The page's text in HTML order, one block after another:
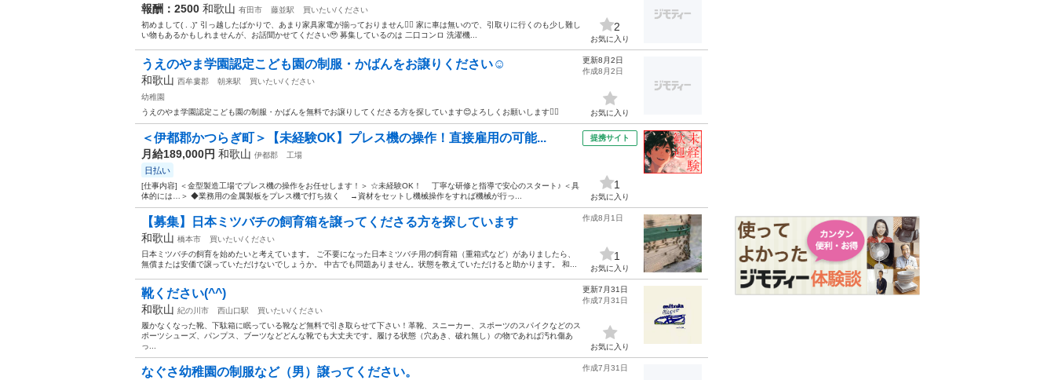
報酬：2500 和歌山 有田市 藤並駅
買いたい/ください
初めまして( . .)" 引っ越したばかりで、あまり家具家電が揃っておりません🙇‍♀️ 家に車は無いので、引取りに行くのも少し難し
い物もあるかもしれませんが、お話聞かせてください🥹 募集しているのは 二口コンロ 洗濯機...
2
お気に入り
うえのやま学園認定こども園の制服・かばんをお譲りください☺️
和歌山 西牟婁郡 朝来駅
買いたい/ください
幼稚園
うえのやま学園認定こども園の制服・かばんを無料でお譲りしてくださる方を探しています😊よろしくお願いします🙇‍♀️
更新8月2日
作成8月2日
お気に入り
＜伊都郡かつらぎ町＞【未経験OK】プレス機の操作！直接雇用の可能...
月給189,000円 和歌山 伊都郡 工場
日払い
[仕事内容] ＜金型製造工場でプレス機の操作をお任せします！＞ ☆未経験OK！ 丁寧な研修と指導で安心のスタート♪ ＜具
体的には…＞ ◆業務用の金属製板をプレス機で打ち抜く →資材をセットし機械操作をすれば機械が行っ...
提携サイト
1
お気に入り
【募集】日本ミツバチの飼育箱を譲ってくださる方を探しています
和歌山 橋本市
買いたい/ください
日本ミツバチの飼育を始めたいと考えています。 ご不要になった日本ミツバチ用の飼育箱（重箱式など）がありましたら、
無償または安価で譲っていただけないでしょうか。 中古でも問題ありません。状態を教えていただけると助かります。 和...
作成8月1日
1
お気に入り
靴ください(^^)
和歌山 紀の川市 西山口駅
買いたい/ください
履かなくなった靴、下駄箱に眠っている靴など無料で引き取らせて下さい！革靴、スニーカー、スポーツのスパイクなどのス
ポーツシューズ、パンプス、ブーツなどどんな靴でも大丈夫です。履ける状態（穴あき、破れ無し）の物であれば汚れ傷あ
っ...
更新7月31日
作成7月31日
お気に入り
なぐさ幼稚園の制服など（男）譲ってください。 作成7月31日